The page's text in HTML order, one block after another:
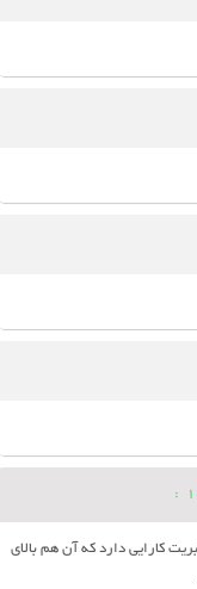
:
کارایی دارد که آن هم بالای